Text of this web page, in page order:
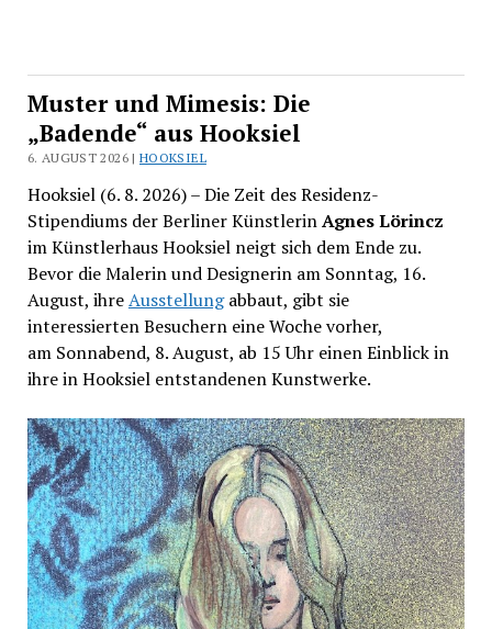
Muster und Mimesis: Die
„Badende“ aus Hooksiel
6. AUGUST 2026 |HOOKSIEL
Hooksiel (6. 8. 2026) – Die Zeit des Residenz-
Stipendiums der Berliner KünstlerinAgnes Lörincz
im Künstlerhaus Hooksiel neigt sich dem Ende zu.
Bevor die Malerin und Designerin am Sonntag, 16.
August, ihreAusstellungabbaut, gibt sie
interessierten Besuchern eine Woche vorher,
am Sonnabend, 8. August, ab 15 Uhr einen Einblick in
ihre in Hooksiel entstandenen Kunstwerke.